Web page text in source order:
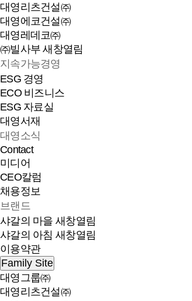
대영리츠건설㈜
대영에코건설㈜
대영레데코㈜
㈜빌사부새창열림
지속가능경영
ESG 경영
ECO 비즈니스
ESG 자료실
대영서재
대영소식
Contact
미디어
CEO칼럼
채용정보
브랜드
샤갈의 마을 새창열림
샤갈의 아침 새창열림
이용약관
Family Site
대영그룹㈜
대영리츠건설㈜